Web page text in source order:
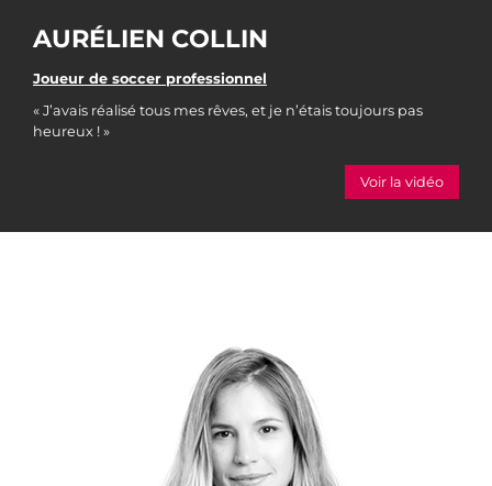
AURÉLIEN COLLIN
Joueur de soccer professionnel
« J’avais réalisé tous mes rêves, et je n’étais toujours pas
heureux ! »
Voir la vidéo